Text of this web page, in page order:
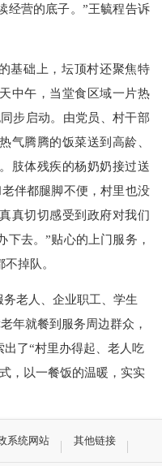
经营的底子。 ”王毓程告诉
基础上，坛顶村还聚焦特
中午，当堂食区域一片热
步启动。由党员、村干部
气腾腾的饭菜送到高龄、
肢体残疾的杨奶奶接过送
伴都腿脚不便，村里也没
真切切感受到政府对我们
下去。”贴心的上门服务，
掉队。
老人、企业职工、学生
年就餐到服务周边群众，
出了“村里办得起、老人吃
，以一餐饭的温暖，实实
系统网站 其他链接